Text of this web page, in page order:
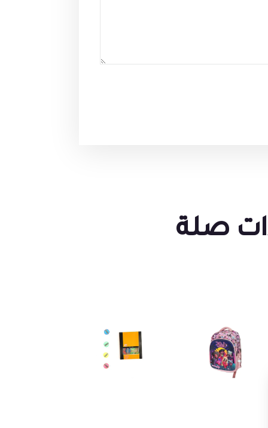
صلة